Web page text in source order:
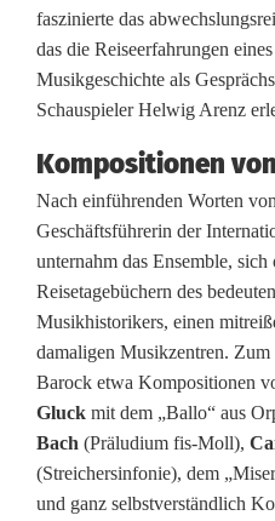
l
i
k
u
m
i
n
S
p
e
i
faszinierte das
das die Reiseerfahrungen
Musikgeschichte als
Schauspieler Helwig Arenz
Kompositionen
Nach einführenden Worten von
Geschäftsführerin der
unternahm das Ensemble, sich
Reisetagebüchern des
Musikhistorikers, einen
damaligen Musikzentren.
Barock etwa Kompositionen
Gluck mit dem „Ballo“ aus
Bach (Präludium fis-Moll),
(Streichersinfonie), dem
und ganz selbstverständlich